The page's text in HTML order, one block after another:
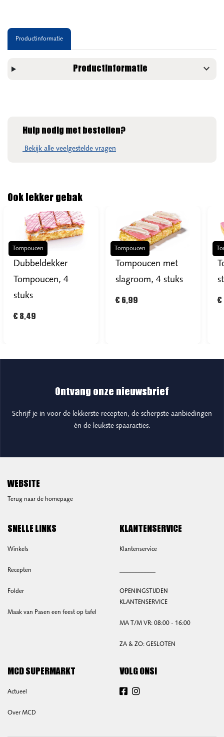
Productinformatie
Productinformatie expand_more
Hulp nodig met bestellen?
Bekijk alle veelgestelde vragen
Ook lekker gebak
Tompoucen
Dubbeldekker
Tompoucen, 4
stuks
€ 8,49
Tompoucen
Tompoucen met
slagroom, 4 stuks
€ 6,99 €
Ontvang onze nieuwsbrief
Schrijf je in voor de lekkerste recepten, de scherpste aanbiedingen
én de leukste spaaracties.
WEBSITE
Terug naar de homepage
SNELLE LINKS
Winkels
Recepten
Folder
Maak van Pasen een feest op tafel
KLANTENSERVICE
Klantenservice
OPENINGSTIJDEN
KLANTENSERVICE
MA T/M VR: 08:00 - 16:00
ZA & ZO: GESLOTEN
MCD SUPERMARKT
Actueel
Over MCD
VOLG ONS!
Facebook